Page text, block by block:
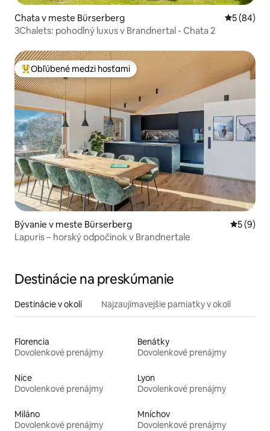
Chata v meste Bürserberg
5 (84)
3Chalets: pohodlný luxus v Brandnertal - Chata 2
Najobľúbenejšie medzi hosťami
Obľúbené medzi hosťami
Bývanie v meste Bürserberg
5 (9)
Lapuris – horský odpočinok v Brandnertale
Destinácie na preskúmanie
Destinácie v okolí Najzaujímavejšie pamiatky v okolí
Florencia
Dovolenkové prenájmy
Benátky
Dovolenkové prenájmy
Nice
Dovolenkové prenájmy
Lyon
Dovolenkové prenájmy
Miláno
Dovolenkové prenájmy
Mníchov
Dovolenkové prenájmy